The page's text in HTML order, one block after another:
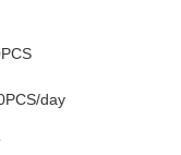
day